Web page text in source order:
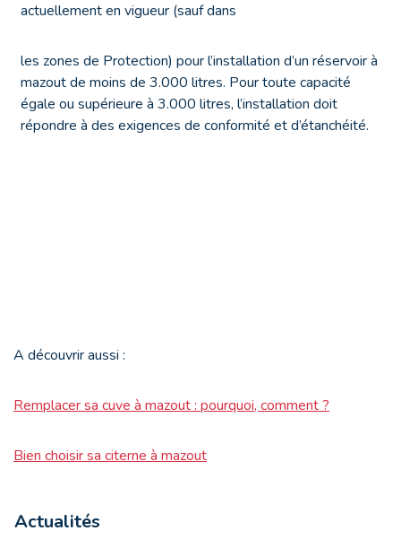
actuellement en vigueur (sauf dans
les zones de Protection) pour l’installation d’un réservoir à
mazout de moins de 3.000 litres. Pour toute capacité
égale ou supérieure à 3.000 litres, l’installation doit
répondre à des exigences de conformité et d’étanchéité.
A découvrir aussi :
Remplacer sa cuve à mazout : pourquoi, comment ?
Bien choisir sa citerne à mazout
Actualités